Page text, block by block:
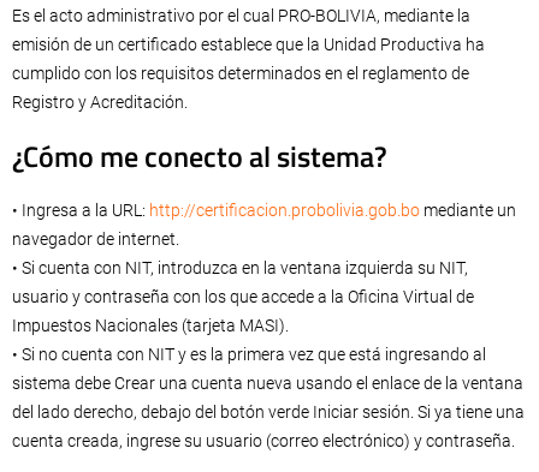
Es el acto administrativo por el cual PRO-BOLIVIA, mediante la
emisión de un certificado establece que la Unidad Productiva ha
cumplido con los requisitos determinados en el reglamento de
Registro y Acreditación.
¿Cómo me conecto al sistema?
• Ingresa a la URL: http://certificacion.probolivia.gob.bo mediante un
navegador de internet.
• Si cuenta con NIT, introduzca en la ventana izquierda su NIT,
usuario y contraseña con los que accede a la Oficina Virtual de
Impuestos Nacionales (tarjeta MASI).
• Si no cuenta con NIT y es la primera vez que está ingresando al
sistema debe Crear una cuenta nueva usando el enlace de la ventana
del lado derecho, debajo del botón verde Iniciar sesión. Si ya tiene una
cuenta creada, ingrese su usuario (correo electrónico) y contraseña.